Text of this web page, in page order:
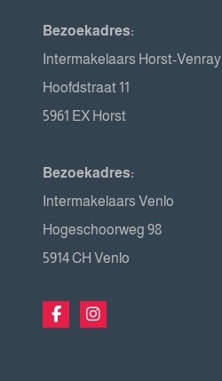
Bezoekadres:
Intermakelaars Horst-Venray
Hoofdstraat 11
5961 EX Horst
Bezoekadres:
Intermakelaars Venlo
Hogeschoorweg 98
5914 CH Venlo